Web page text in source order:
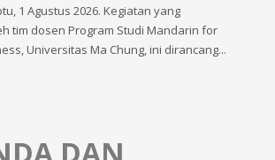
1 Agustus 2026. Kegiatan yang
tim dosen Program Studi Mandarin for
Universitas Ma Chung, ini dirancang...
DAN